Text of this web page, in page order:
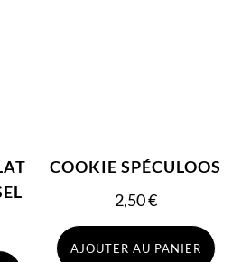
COOKIE SPÉCULOOS
2,50€
AJOUTER AU PANIER